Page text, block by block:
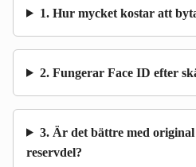
1. Hur mycket kostar att
2. Fungerar Face ID efter
3. Är det bättre med
reservdel?